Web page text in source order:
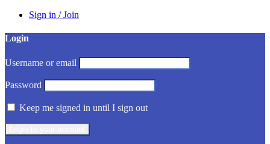
Sign in / Join
Login
Username or email
Password
Keep me signed in until I sign out